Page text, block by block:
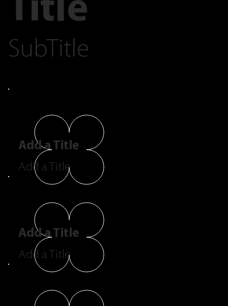
Title
SubTitle
Add a Title
Add a Title
Add a Title
Add a Title